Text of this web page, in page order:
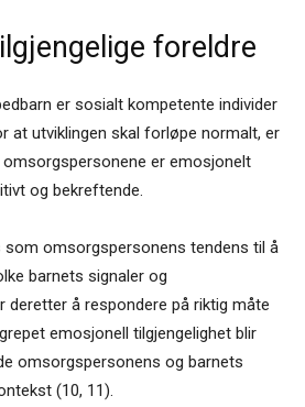
foreldre
er sosialt kompetente individer
at utviklingen skal forløpe normalt, er
omsorgspersonene er emosjonelt
og bekreftende.
omsorgspersonens tendens til å
barnets signaler og
deretter å respondere på riktig måte
emosjonell tilgjengelighet blir
omsorgspersonens og barnets
(10, 11).